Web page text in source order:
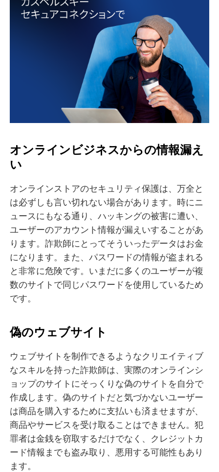
オンラインビジネスからの情報漏え
い
オンラインストアのセキュリティ保護は、万全と
は必ずしも言い切れない場合があります。時にニ
ュースにもなる通り、ハッキングの被害に遭い、
ユーザーのアカウント情報が漏えいすることがあ
ります。詐欺師にとってそういったデータはお金
になります。また、パスワードの情報が盗まれる
と非常に危険です。いまだに多くのユーザーが複
数のサイトで同じパスワードを使用しているため
です。
偽のウェブサイト
ウェブサイトを制作できるようなクリエイティブ
なスキルを持った詐欺師は、実際のオンラインシ
ョップのサイトにそっくりな偽のサイトを自分で
作成します。偽のサイトだと気づかないユーザー
は商品を購入するために支払いも済ませますが、
商品やサービスを受け取ることはできません。犯
罪者は金銭を窃取するだけでなく、クレジットカ
ード情報までも盗み取り、悪用する可能性もあり
ます。